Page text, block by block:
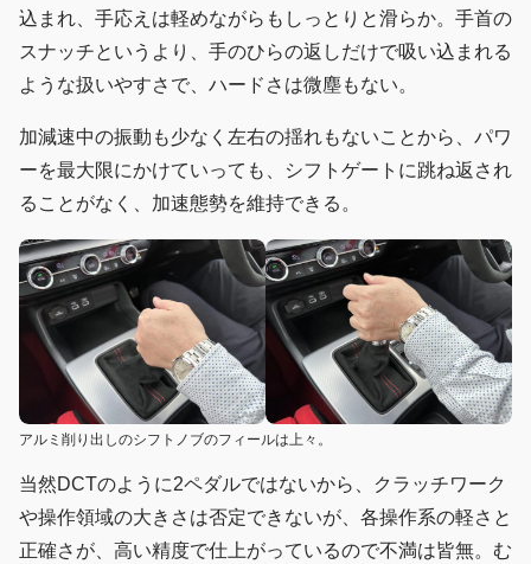
込まれ、手応えは軽めながらもしっとりと滑らか。手首の
スナッチというより、手のひらの返しだけで吸い込まれる
ような扱いやすさで、ハードさは微塵もない。
加減速中の振動も少なく左右の揺れもないことから、パワ
ーを最大限にかけていっても、シフトゲートに跳ね返され
ることがなく、加速態勢を維持できる。
アルミ削り出しのシフトノブのフィールは上々。
当然DCTのように2ペダルではないから、クラッチワーク
や操作領域の大きさは否定できないが、各操作系の軽さと
正確さが、高い精度で仕上がっているので不満は皆無。む